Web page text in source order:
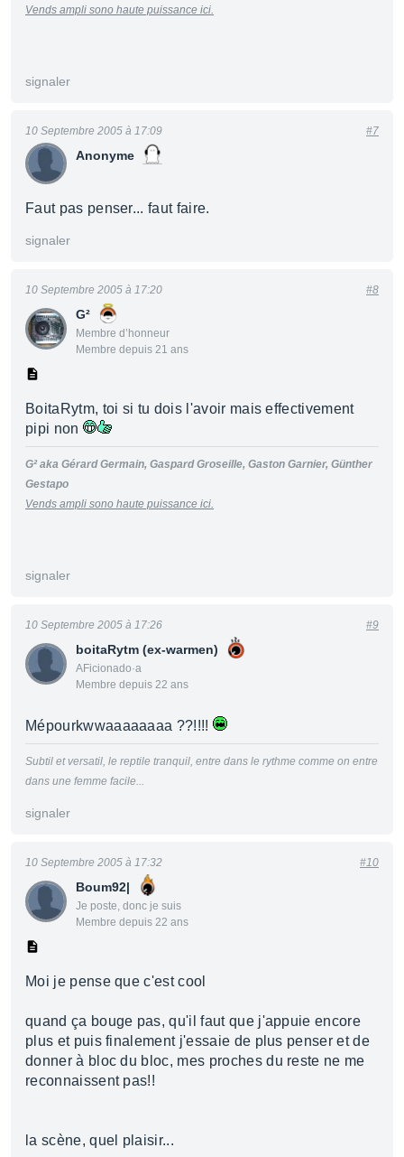
Vends ampli sono haute puissance ici.
signaler
Anonyme
10 Septembre 2005 à 17:09 #7
Faut pas penser... faut faire.
signaler
G²
Membre d’honneur
Membre depuis 21 ans
10 Septembre 2005 à 17:20 #8
BoitaRytm, toi si tu dois l'avoir mais effectivement
pipi non
G² aka Gérard Germain, Gaspard Groseille, Gaston Garnier, Günther
Gestapo
Vends ampli sono haute puissance ici.
signaler
boitaRytm (ex-warmen)
AFicionado·a
Membre depuis 22 ans
10 Septembre 2005 à 17:26 #9
Mépourkwwaaaaaaaa ??!!!!
Subtil et versatil, le reptile tranquil, entre dans le rythme comme on entre
dans une femme facile...
signaler
Boum92|
Je poste, donc je suis
Membre depuis 22 ans
10 Septembre 2005 à 17:32 #10
Moi je pense que c'est cool
quand ça bouge pas, qu'il faut que j'appuie encore
plus et puis finalement j'essaie de plus penser et de
donner à bloc du bloc, mes proches du reste ne me
reconnaissent pas!!
la scène, quel plaisir...